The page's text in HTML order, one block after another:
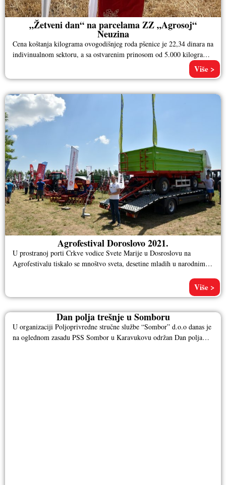
„Žetveni dan“ na parcelama ZZ „Agrosoj“
Neuzina
Cena koštanja kilograma ovogodišnjeg roda pšenice je 22,34 dinara na
indivinualnom sektoru, a sa ostvarenim prinosom od 5.000 kilograma
Više >
Agrofestival Doroslovo 2021.
U prostranoj porti Crkve vodice Svete Marije u Dosroslovu na
Agrofestivalu tiskalo se mnoštvo sveta, desetine mladih u narodnim
Više >
Dan polja trešnje u Somboru
U organizaciji Poljoprivredne stručne službe “Sombor” d.o.o danas je
na oglednom zasadu PSS Sombor u Karavukovu održan Dan polja